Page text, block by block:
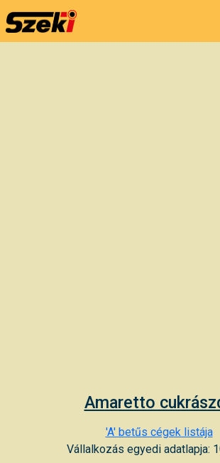
Amaretto
'A' betűs cégek listája
Vállalkozás egyedi adatlapja: